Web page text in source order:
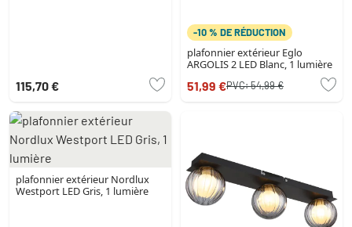
115,70 €
-10 % DE RÉDUCTION
plafonnier extérieur Eglo
ARGOLIS 2 LED Blanc, 1 lumière
51,99 €PVC:54,99 €
plafonnier extérieur Nordlux
Westport LED Gris, 1 lumière